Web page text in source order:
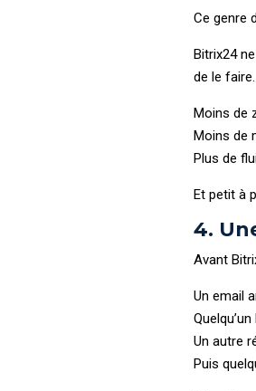
Ce genre
Bitrix24
de le faire.
Moins de
Moins de
Plus de
Et petit à
4.
Avant
Un email
Un autre
Puis